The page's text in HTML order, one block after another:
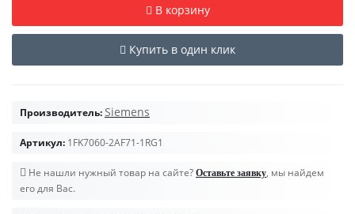
В корзину
Купить в один клик
Производитель: Siemens
Артикул: 1FK7060-2AF71-1RG1
Не нашли нужный товар на сайте? Оставьте заявку, мы найдем
его для Вас.